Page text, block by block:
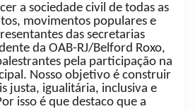
a sociedade civil de todas as
movimentos populares e
das secretarias
da OAB-RJ/Belford Roxo,
pela participação na
Nosso objetivo é construir
justa, igualitária, inclusiva e
isso é que destaco que a